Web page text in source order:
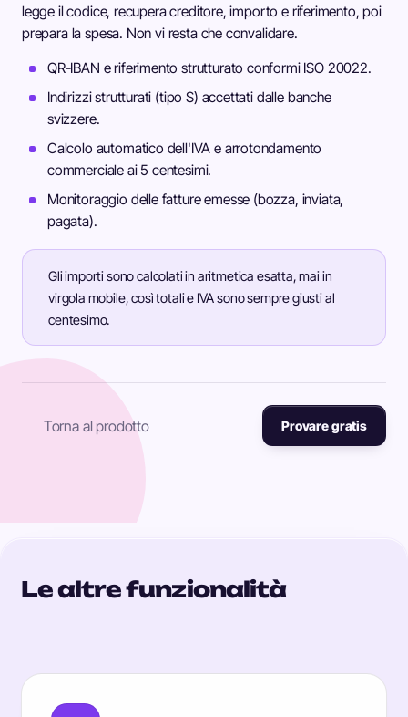
legge il codice, recupera creditore, importo e riferimento, poi
prepara la spesa. Non vi resta che convalidare.
QR-IBAN e riferimento strutturato conformi ISO 20022.
Indirizzi strutturati (tipo S) accettati dalle banche
svizzere.
Calcolo automatico dell'IVA e arrotondamento
commerciale ai 5 centesimi.
Monitoraggio delle fatture emesse (bozza, inviata,
pagata).
Gli importi sono calcolati in aritmetica esatta, mai in
virgola mobile, così totali e IVA sono sempre giusti al
centesimo.
Torna al prodotto Provare gratis
Le altre funzionalità